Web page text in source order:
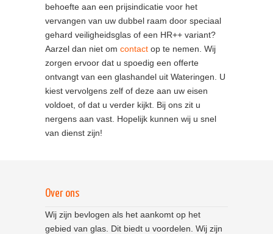
behoefte aan een prijsindicatie voor het
vervangen van uw dubbel raam door speciaal
gehard veiligheidsglas of een HR++ variant?
Aarzel dan niet om contact op te nemen. Wij
zorgen ervoor dat u spoedig een offerte
ontvangt van een glashandel uit Wateringen. U
kiest vervolgens zelf of deze aan uw eisen
voldoet, of dat u verder kijkt. Bij ons zit u
nergens aan vast. Hopelijk kunnen wij u snel
van dienst zijn!
Over ons
Wij zijn bevlogen als het aankomt op het
gebied van glas. Dit biedt u voordelen. Wij zijn